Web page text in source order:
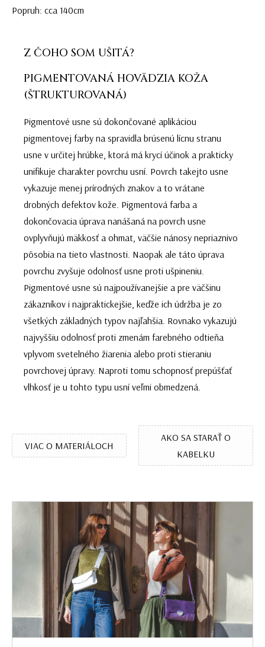
Popruh: cca 140cm
Z ČOHO SOM UŠITÁ?
PIGMENTOVANÁ HOVÄDZIA KOŽA
(ŠTRUKTUROVANÁ)
Pigmentové usne sú dokončované aplikáciou
pigmentovej farby na spravidla brúsenú lícnu stranu
usne v určitej hrúbke, ktorá má krycí účinok a prakticky
unifikuje charakter povrchu usní. Povrch takejto usne
vykazuje menej prírodných znakov a to vrátane
drobných defektov kože. Pigmentová farba a
dokončovacia úprava nanášaná na povrch usne
ovplyvňujú mäkkosť a ohmat, väčšie nánosy nepriaznivo
pôsobia na tieto vlastnosti. Naopak ale táto úprava
povrchu zvyšuje odolnosť usne proti ušpineniu.
Pigmentové usne sú najpoužívanejšie a pre väčšinu
zákazníkov i najpraktickejšie, keďže ich údržba je zo
všetkých základných typov najľahšia. Rovnako vykazujú
najvyššiu odolnosť proti zmenám farebného odtieňa
vplyvom svetelného žiarenia alebo proti stieraniu
povrchovej úpravy. Naproti tomu schopnosť prepúšťať
vlhkosť je u tohto typu usní veľmi obmedzená.
VIAC O MATERIÁLOCH
AKO SA STARAŤ O
KABELKU